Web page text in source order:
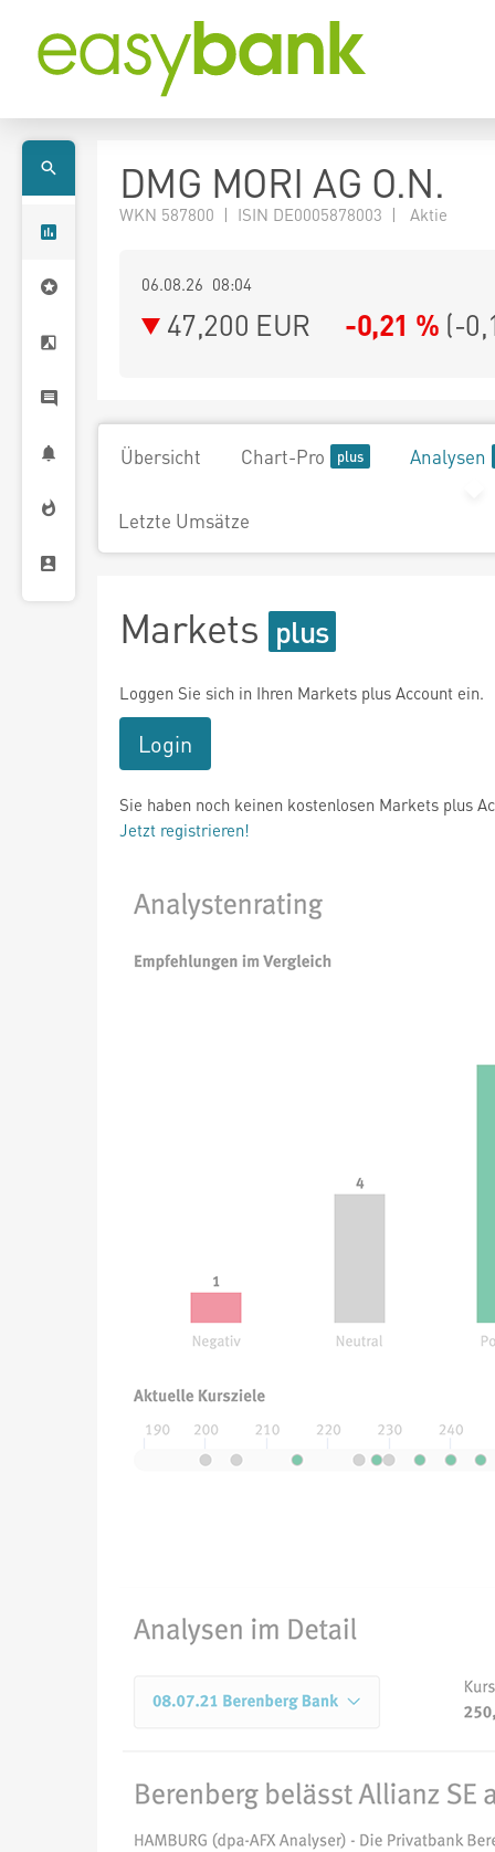
DMG MORI AG O.N.
WKN 587800 | ISIN DE0005878003 | Aktie
06.08.26 08:04
47,200 EUR -0,21 % (-
Übersicht Chart-Pro Analysen
Letzte Umsätze
Markets
Loggen Sie sich in Ihren Markets plus Account ein.
Login
Sie haben noch keinen kostenlosen Markets plus
Jetzt registrieren!